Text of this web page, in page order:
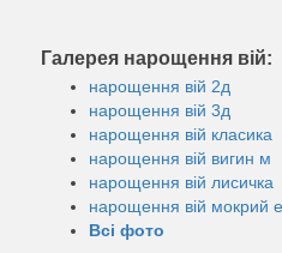
Галерея нарощення вій:
нарощення вій 2д
нарощення вій 3д
нарощення вій класика
нарощення вій вигин м
нарощення вій лисичка
нарощення вій мокрий
Всі фото